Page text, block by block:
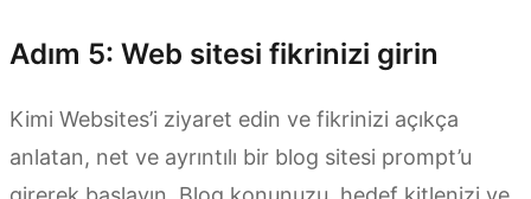
Adım 5: Web sitesi fikrinizi girin
Kimi Websites’i ziyaret edin ve fikrinizi açıkça
anlatan, net ve ayrıntılı bir blog sitesi prompt’u